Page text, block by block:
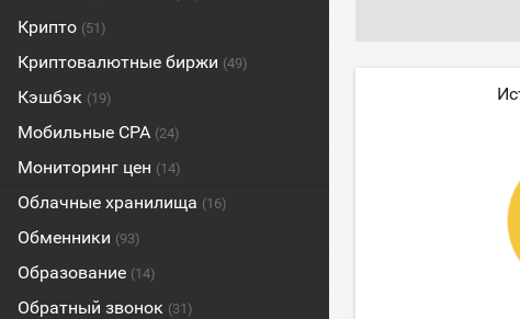
Крипто (51)
Криптовалютные биржи (49)
Кэшбэк (19)
Мобильные CPA (24)
Мониторинг цен (14)
Облачные хранилища (16)
Обменники (93)
Образование (14)
Обратный звонок (31)